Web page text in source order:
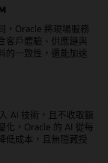
，Oracle 將現場服務
客戶體驗、供應鏈與
的一致性，還能加速
AI 技術，且不收取額
化，Oracle 的 AI 從每
低成本，且無隱藏授